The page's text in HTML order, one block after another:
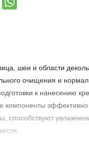
шеи и области
очищения и
к нанесению
компоненты
способствуют